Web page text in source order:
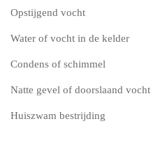
Opstijgend vocht
Water of vocht in de kelder
Condens of schimmel
Natte gevel of doorslaand vocht
Huiszwam bestrijding